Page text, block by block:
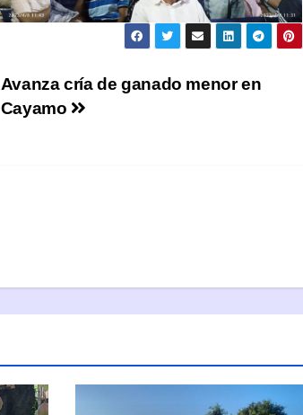
Avanza cría de ganado menor en
Cayamo